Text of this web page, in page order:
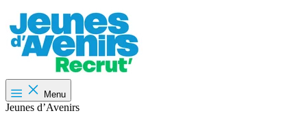
Menu
Jeunes d’Avenirs